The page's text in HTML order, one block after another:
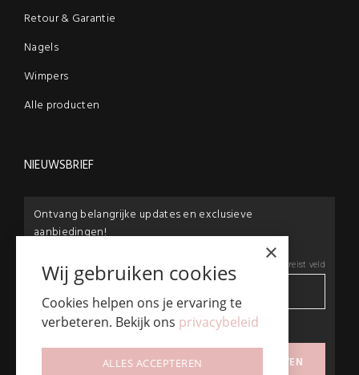
Retour & Garantie
Nagels
Wimpers
Alle producten
NIEUWSBRIEF
Ontvang belangrijke updates en exclusieve
aanbiedingen!
Vereist veld
E-mail:*
Ik ga akkoord met het privacybeleid
×
Wij gebruiken cookies
Cookies helpen ons je ervaring te
verbeteren. Bekijk ons privacybeleid
ALLES ACCEPTEREN